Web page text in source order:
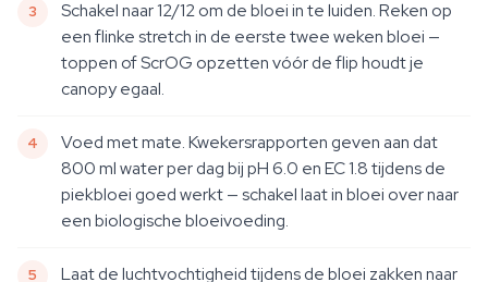
Schakel naar 12/12 om de bloei in te luiden. Reken op
een flinke stretch in de eerste twee weken bloei —
toppen of ScrOG opzetten vóór de flip houdt je
canopy egaal.
Voed met mate. Kwekersrapporten geven aan dat
800 ml water per dag bij pH 6.0 en EC 1.8 tijdens de
piekbloei goed werkt — schakel laat in bloei over naar
een biologische bloeivoeding.
Laat de luchtvochtigheid tijdens de bloei zakken naar